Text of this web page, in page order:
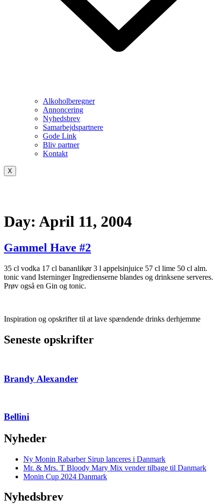
Alkoholberegner
Annoncering
Nyhedsbrev
Samarbejdspartnere
Gode Link
Bliv partner
Kontakt
X
Day: April 11, 2004
Gammel Have #2
35 cl vodka 17 cl bananlikør 3 l appelsinjuice 57 cl lime 50 cl alm.
tonic vand Isterninger Ingredienserne blandes og drinksene serveres.
Prøv også en Gin og tonic.
Inspiration og opskrifter til at lave spændende drinks derhjemme
Seneste opskrifter
Brandy Alexander
Bellini
Nyheder
Ny Monin Rabarber Sirup lanceres i Danmark
Mr. & Mrs. T Bloody Mary Mix vender tilbage til Danmark
Monin Cup 2024 Danmark
Nyhedsbrev